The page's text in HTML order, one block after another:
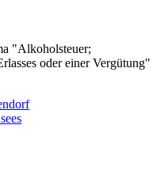
"Alkoholsteuer;
oder einer Vergütung"